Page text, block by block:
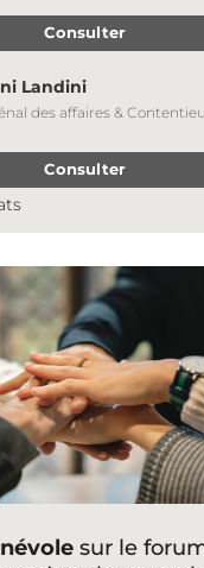
Consulter
Landini
des affaires &
Consulter
sur le